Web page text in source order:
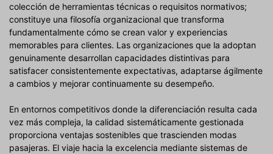
colección de herramientas técnicas o requisitos normativos;
constituye una filosofía organizacional que transforma
fundamentalmente cómo se crean valor y experiencias
memorables para clientes. Las organizaciones que la adoptan
genuinamente desarrollan capacidades distintivas para
satisfacer consistentemente expectativas, adaptarse ágilmente
a cambios y mejorar continuamente su desempeño.
En entornos competitivos donde la diferenciación resulta cada
vez más compleja, la calidad sistemáticamente gestionada
proporciona ventajas sostenibles que trascienden modas
pasajeras. El viaje hacia la excelencia mediante sistemas de